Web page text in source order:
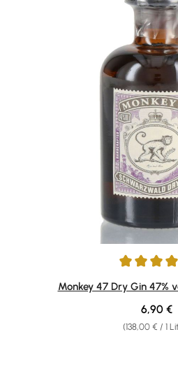
Durchschnittliche Bewertung von
Monkey 47 Dry Gin 47%
(138,00 € / 1
6,90 €